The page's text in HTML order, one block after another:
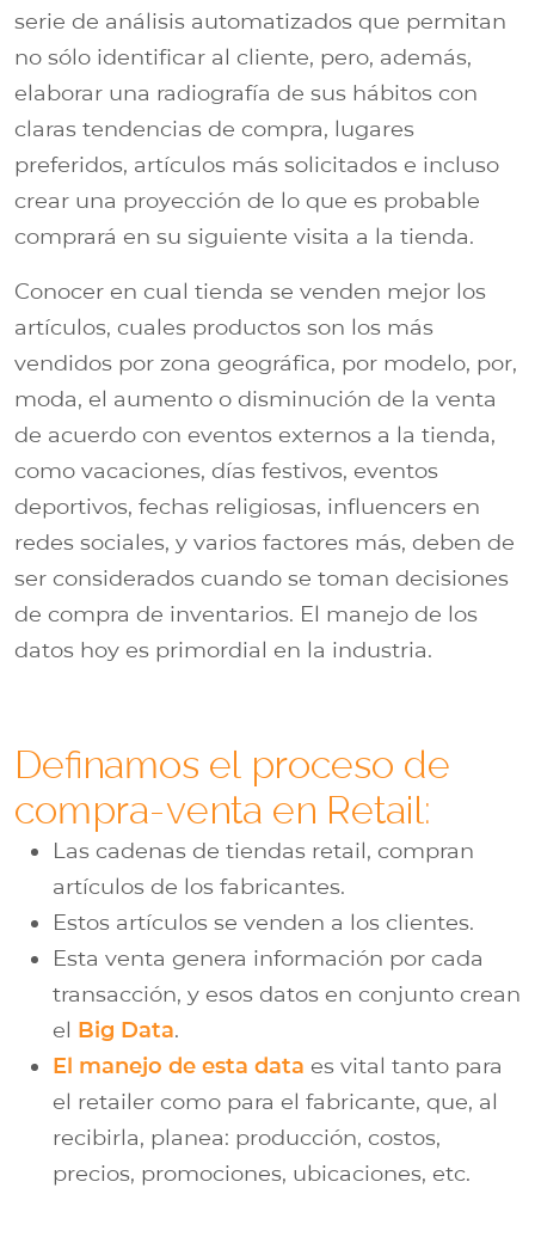
serie de análisis automatizados que permitan
no sólo identificar al cliente, pero, además,
elaborar una radiografía de sus hábitos con
claras tendencias de compra, lugares
preferidos, artículos más solicitados e incluso
crear una proyección de lo que es probable
comprará en su siguiente visita a la tienda.
Conocer en cual tienda se venden mejor los
artículos, cuales productos son los más
vendidos por zona geográfica, por modelo, por,
moda, el aumento o disminución de la venta
de acuerdo con eventos externos a la tienda,
como vacaciones, días festivos, eventos
deportivos, fechas religiosas, influencers en
redes sociales, y varios factores más, deben de
ser considerados cuando se toman decisiones
de compra de inventarios. El manejo de los
datos hoy es primordial en la industria.
Definamos el proceso de
compra-venta en Retail:
Las cadenas de tiendas retail, compran
artículos de los fabricantes.
Estos artículos se venden a los clientes.
Esta venta genera información por cada
transacción, y esos datos en conjunto crean
el Big Data.
El manejo de esta data es vital tanto para
el retailer como para el fabricante, que, al
recibirla, planea: producción, costos,
precios, promociones, ubicaciones, etc.